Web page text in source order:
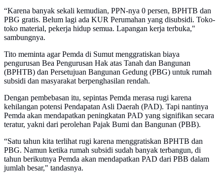
“Karena banyak sekali kemudian, PPN-nya 0 persen, BPHTB dan
PBG gratis. Belum lagi ada KUR Perumahan yang disubsidi. Toko-
toko material, pekerja hidup semua. Lapangan kerja terbuka,"
sambungnya.
Tito meminta agar Pemda di Sumut menggratiskan biaya
pengurusan Bea Pengurusan Hak atas Tanah dan Bangunan
(BPHTB) dan Persetujuan Bangunan Gedung (PBG) untuk rumah
subsidi dan masyarakat berpenghasilan rendah.
Dengan pembebasan itu, sepintas Pemda merasa rugi karena
kehilangan potensi Pendapatan Asli Daerah (PAD). Tapi nantinya
Pemda akan mendapatkan peningkatan PAD yang signifikan secara
teratur, yakni dari perolehan Pajak Bumi dan Bangunan (PBB).
“Satu tahun kita terlihat rugi karena menggratiskan BPHTB dan
PBG. Namun ketika rumah subsidi sudah banyak terbangun, di
tahun berikutnya Pemda akan mendapatkan PAD dari PBB dalam
jumlah besar," tandasnya.